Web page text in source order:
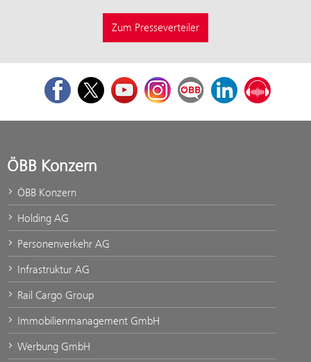
Zum Presseverteiler
FacebookTwitterYoutubeInstagramÖBB Corporate Blog
LinkedInPodcast
ÖBB Konzern
ÖBB Konzern
Holding AG
Personenverkehr AG
Infrastruktur AG
Rail Cargo Group
Immobilienmanagement GmbH
Werbung GmbH